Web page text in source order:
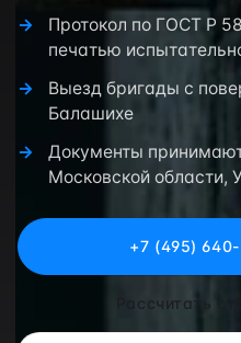
Протокол по ГОСТ Р
печатью
Выезд бригады с
Балашихе
Документы
Московской области,
+7 (495)
Рассчитать